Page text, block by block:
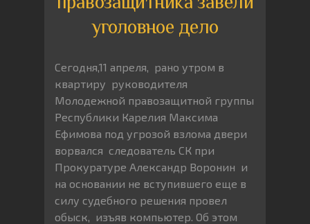
уголовное дело
Сегодня,11 апреля, рано утром в
квартиру руководителя
Молодежной правозащитной группы
Республики Карелия Максима
Ефимова под угрозой взлома двери
ворвался следователь СК при
Прокуратуре Александр Воронин и
на основании не вступившего еще в
силу судебного решения провел
обыск, изъяв компьютер. Об этом